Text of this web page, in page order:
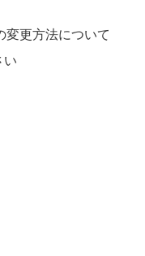
変更方法について
い